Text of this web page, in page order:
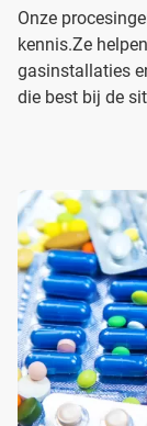
Onze
kennis.Ze
gasinstallaties
die best bij de